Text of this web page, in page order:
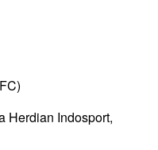
Herdian Indosport,